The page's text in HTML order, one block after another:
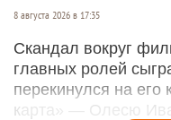
8 августа 2026 в 17:35
Скандал вокруг
главных ролей
перекинулся на его
карта» — Олесю